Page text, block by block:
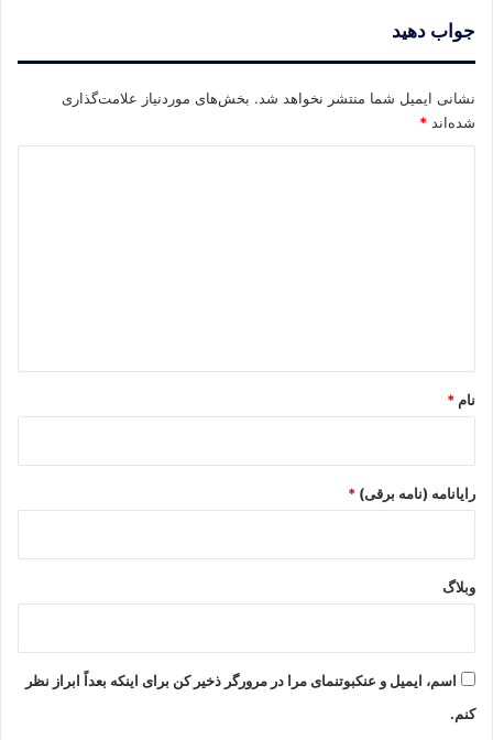
جواب دهید
نشانی ایمیل شما منتشر نخواهد شد. بخش‌های موردنیاز علامت‌گذاری
شده‌اند *
نام *
رایانامه (نامه برقی) *
وبلاگ
اسم، ایمیل و عنکبوتنمای مرا در مرورگر ذخیر کن برای اینکه بعداً ابراز نظر
کنم.